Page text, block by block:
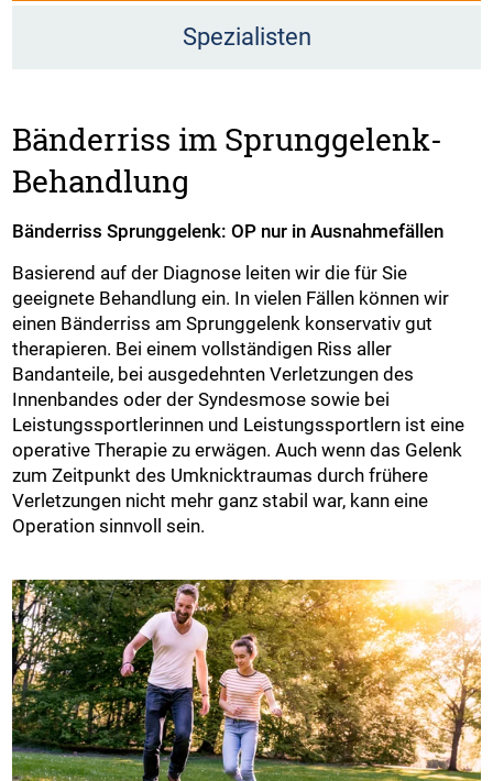
Spezialisten
Bänderriss im Sprunggelenk-
Behandlung
Bänderriss Sprunggelenk: OP nur in Ausnahmefällen
Basierend auf der Diagnose leiten wir die für Sie
geeignete Behandlung ein. In vielen Fällen können wir
einen Bänderriss am Sprunggelenk konservativ gut
therapieren. Bei einem vollständigen Riss aller
Bandanteile, bei ausgedehnten Verletzungen des
Innenbandes oder der Syndesmose sowie bei
Leistungssportlerinnen und Leistungssportlern ist eine
operative Therapie zu erwägen. Auch wenn das Gelenk
zum Zeitpunkt des Umknicktraumas durch frühere
Verletzungen nicht mehr ganz stabil war, kann eine
Operation sinnvoll sein.